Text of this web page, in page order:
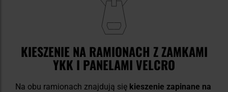
KIESZENIE NA RAMIONACH Z ZAMKAMI
YKK I PANELAMI VELCRO
Na obu ramionach znajdują się kieszenie zapinane na